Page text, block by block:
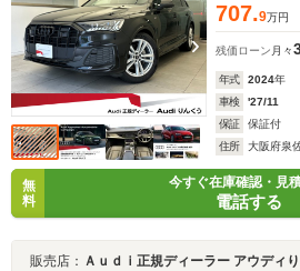
707.9万円
残価ローン 月々
年式 2024年
車検
'27/11
保証
保証付
住所
大阪府泉
無
料
今すぐ在庫確認・見
電話する
販売店： Ａｕｄｉ正規ディーラー アウディ